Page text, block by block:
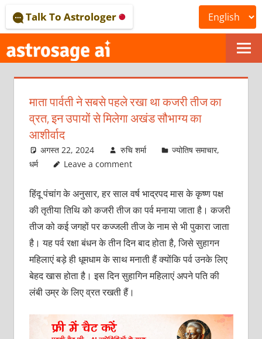
to
content
ONLINE
ASTROLOGICAL
JOURNAL
ASTROSAGE
MAGAZINE
Talk To Astrologer
माता पार्वती ने सबसे पहले रखा था कजरी तीज का
व्रत, इन उपायों से मिलेगा अखंड सौभाग्य का
आशीर्वाद
अगस्त 22, 2024 रुचि शर्मा ज्योतिष समाचार,
धर्म
Leave a comment
हिंदू पंचांग के अनुसार, हर साल वर्ष भाद्रपद मास के कृष्ण पक्ष
की तृतीया तिथि को कजरी तीज का पर्व मनाया जाता है। कजरी
तीज को कई जगहों पर कज्जली तीज के नाम से भी पुकारा जाता
है। यह पर्व रक्षा बंधन के तीन दिन बाद होता है, जिसे सुहागन
महिलाएं बड़े ही धूमधाम के साथ मनाती हैं क्योंकि पर्व उनके लिए
बेहद खास होता है। इस दिन सुहागिन महिलाएं अपने पति की
लंबी उम्र के लिए व्रत रखती हैं।